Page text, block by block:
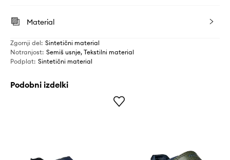
Material
Zgornji del: Sintetični material
Notranjost: Semiš usnje, Tekstilni material
Podplat: Sintetični material
Podobni izdelki